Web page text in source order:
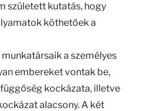
született kutatás, hogy
köthetőek a
a személyes
embereket vontak be,
kockázata, illetve
alacsony. A két